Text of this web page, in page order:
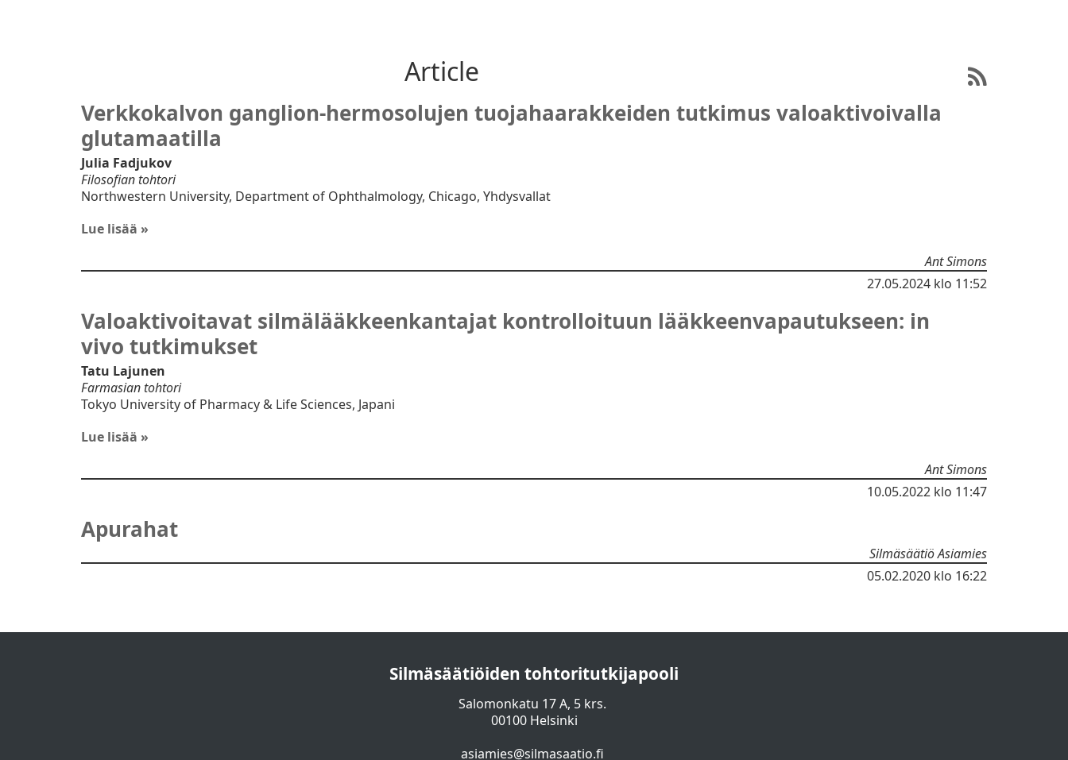
Article
Verkkokalvon ganglion-hermosolujen tuojahaarakkeiden tutkimus valoaktivoivalla
glutamaatilla
Julia Fadjukov
Filosofian tohtori
Northwestern University, Department of Ophthalmology, Chicago, Yhdysvallat
Lue lisää »
Ant Simons
27.05.2024 klo 11:52
Valoaktivoitavat silmälääkkeenkantajat kontrolloituun lääkkeenvapautukseen: in
vivo tutkimukset
Tatu Lajunen
Farmasian tohtori
Tokyo University of Pharmacy & Life Sciences, Japani
Lue lisää »
Ant Simons
10.05.2022 klo 11:47
Apurahat
Silmäsäätiö Asiamies
05.02.2020 klo 16:22
Silmäsäätiöiden tohtoritutkijapooli
Salomonkatu 17 A, 5 krs.
00100 Helsinki
asiamies@silmasaatio.fi